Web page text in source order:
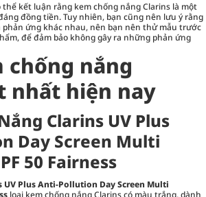
kết luận rằng kem chống nắng Clarins là một
đồng tiền. Tuy nhiên, bạn cũng nên lưu ý rằng
phản ứng khác nhau, nên bạn nên thử mẫu trước
để đảm bảo không gây ra những phản ứng
chống nắng
nhất hiện nay
Clarins UV Plus
Day Screen Multi
50 Fairness
UV Plus Anti-Pollution Day Screen Multi